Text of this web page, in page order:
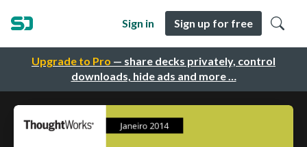
Upgrade to Pro — share decks privately, control
downloads, hide ads and more …
Sign in Sign up for free